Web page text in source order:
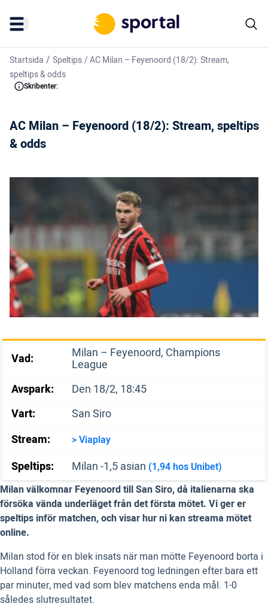
Startsida / Speltips/AC Milan – Feyenoord (18/2): Stream,
speltips & odds
Skribenter:
AC Milan – Feyenoord (18/2): Stream, speltips
& odds
Vad: Milan – Feyenoord, Champions
League
Avspark:
Den 18/2, 18:45
Vart:
San Siro
Stream:
> Viaplay
Speltips: Milan -1,5 asian (1,94 hos Unibet)
Milan välkomnar Feyenoord till San Siro, då italienarna ska
försöka vända underläget från det första mötet. Vi ger er
speltips inför matchen, och visar hur ni kan streama mötet
online.
Milan stod för en blek insats när man mötte Feyenoord borta i
Holland förra veckan. Feyenoord tog ledningen efter bara ett
par minuter, med vad som blev matchens enda mål. 1-0
således slutresultatet.